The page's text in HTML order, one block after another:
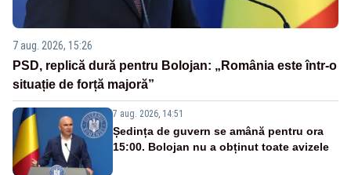
7 aug. 2026, 15:26
PSD, replică dură pentru Bolojan: „România este într-o
situație de forță majoră”
7 aug. 2026, 14:51
Ședința de guvern se amână pentru ora
15:00. Bolojan nu a obținut toate avizele